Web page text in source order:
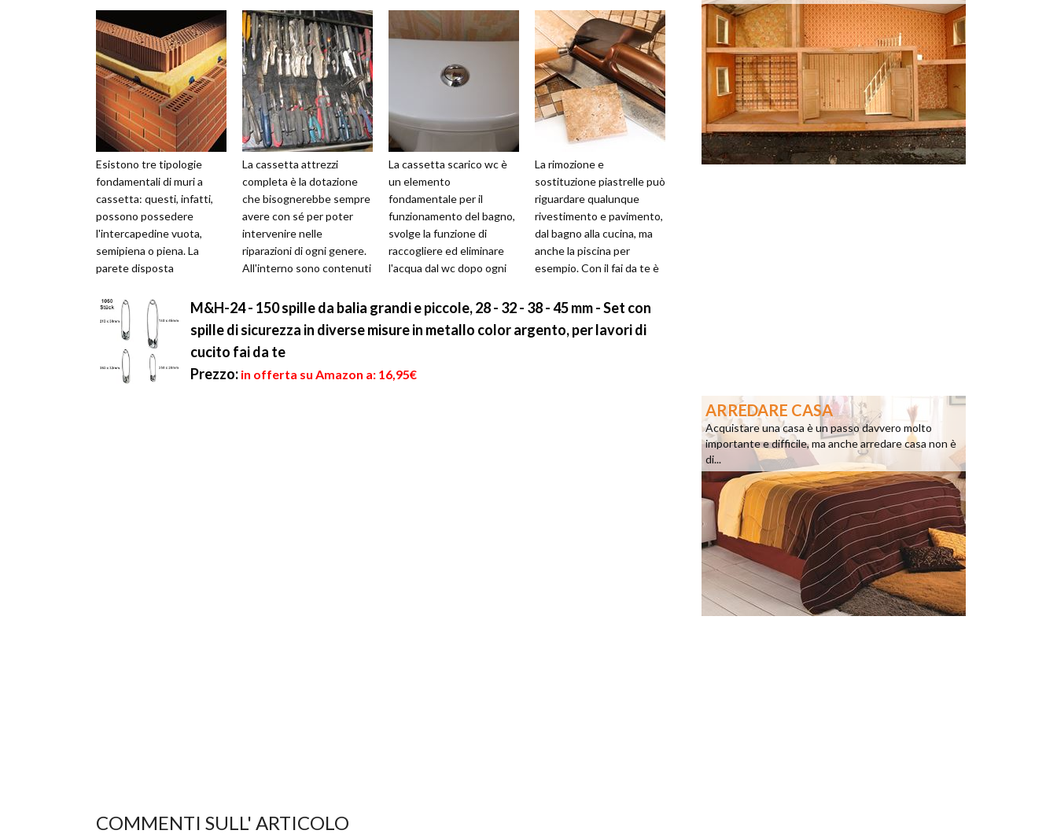
Esistono tre tipologie
fondamentali di muri a
cassetta: questi, infatti,
possono possedere
l'intercapedine vuota,
semipiena o piena. La
parete disposta
costantemente più
massic...
La cassetta attrezzi
completa è la dotazione
che bisognerebbe sempre
avere con sé per poter
intervenire nelle
riparazioni di ogni genere.
All'interno sono contenuti
per le...
La cassetta scarico wc è
un elemento
fondamentale per il
funzionamento del bagno,
svolge la funzione di
raccogliere ed eliminare
l'acqua dal wc dopo ogni
scarico wc può essere se...
La rimozione e
sostituzione piastrelle può
riguardare qualunque
rivestimento e pavimento,
dal bagno alla cucina, ma
anche la piscina per
esempio. Con il fai da te è
qualche piastr...
M&H-24 - 150 spille da balia grandi e piccole, 28 - 32 - 38 - 45 mm - Set con
spille di sicurezza in diverse misure in metallo color argento, per lavori di
cucito fai da te
Prezzo: in offerta su Amazon a: 16,95€
COMMENTI SULL' ARTICOLO
ARREDARE CASA
Acquistare una casa è un passo davvero molto
importante e difficile, ma anche arredare casa non è
di...